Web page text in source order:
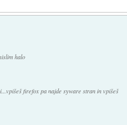
halo
firefox pa najde syware stran in vpišeš